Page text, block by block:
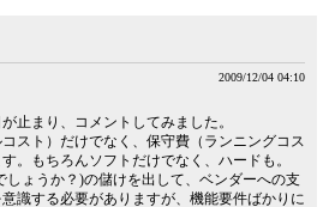
2009/12/04 04:10
止まり、コメントしてみました。
スト）だけでなく、保守費（ランニングコス
。もちろんソフトだけでなく、ハードも。
しょうか？)の儲けを出して、ベンダーへの支
識する必要がありますが、機能要件ばかりに